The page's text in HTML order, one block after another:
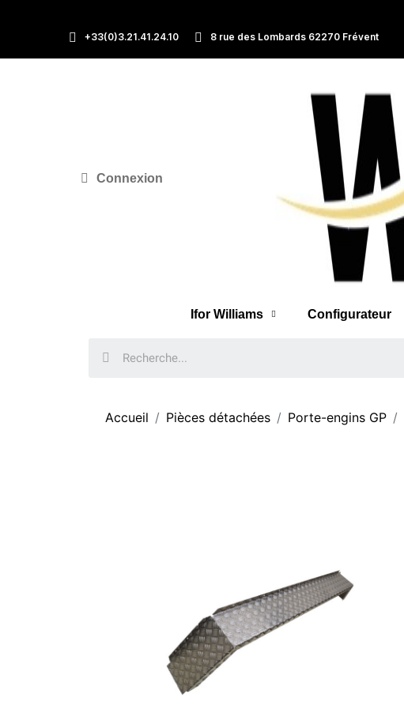
+33(0)3.21.41.24.10 8 rue des Lombards 62270 Frévent
Connexion
Ifor Williams Configurateur
Accueil Pièces détachées Porte-engins GP